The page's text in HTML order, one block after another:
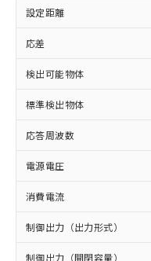
設定距離
応差
検出可能物体
標準検出物体
応答周波数
電源電圧
消費電流
制御出力（出力形式）
制御出力（開閉容量）